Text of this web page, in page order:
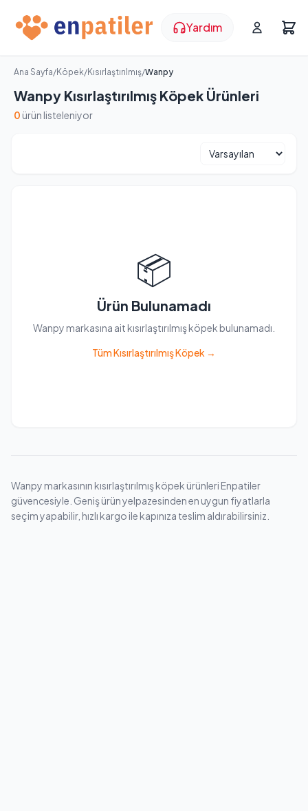
Yardım
Ana Sayfa/Köpek/Kısırlaştırılmış/Wanpy
Wanpy Kısırlaştırılmış Köpek Ürünleri
0 ürün listeleniyor
📦
Ürün Bulunamadı
Wanpy markasına ait kısırlaştırılmış köpek bulunamadı.
Tüm Kısırlaştırılmış Köpek →
Wanpy markasının kısırlaştırılmış köpek ürünleri Enpatiler
güvencesiyle. Geniş ürün yelpazesinden en uygun fiyatlarla
seçim yapabilir, hızlı kargo ile kapınıza teslim aldırabilirsiniz.